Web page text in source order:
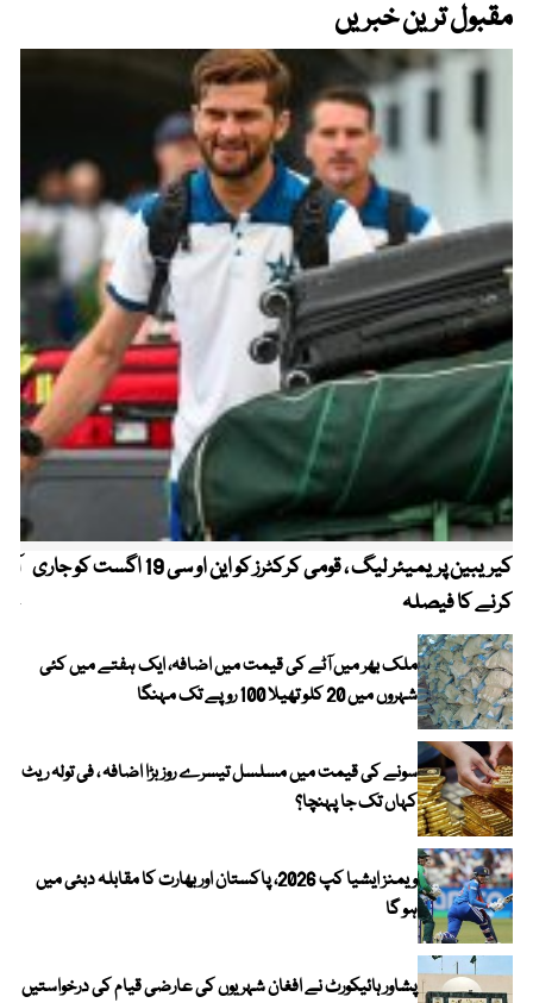
مقبول ترین خبریں
کیریبین پریمیئر لیگ ، قومی کرکٹرز کو این او سی 19 اگست کو جاری
کرنے کا فیصلہ
ملک بھر میں آٹے کی قیمت میں اضافہ، ایک ہفتے میں کئی
شہروں میں 20 کلو تھیلا 100 روپے تک مہنگا
سونے کی قیمت میں مسلسل تیسرے روز بڑا اضافہ ، فی تولہ ریٹ
کہاں تک جا پہنچا؟
ویمنز ایشیا کپ 2026، پاکستان اور بھارت کا مقابلہ دبئی میں
ہو گا
پشاور ہائیکورٹ نے افغان شہریوں کی عارضی قیام کی درخواستیں